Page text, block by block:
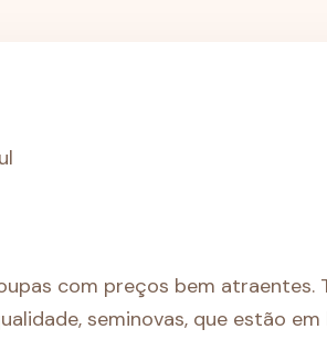
com preços bem atraentes.
seminovas, que estão em